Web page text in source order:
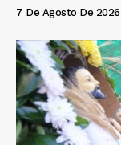
7 De Agosto De 2026